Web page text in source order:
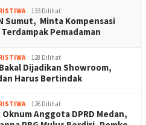
133 Dilihat
Sumut, Minta Kompensasi
Pemadaman
128 Dilihat
Dijadikan Showroom,
Harus Bertindak
126 Dilihat
Anggota DPRD Medan,